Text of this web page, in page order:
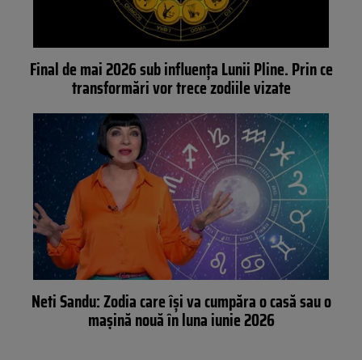
Final de mai 2026 sub influența Lunii Pline. Prin ce
transformări vor trece zodiile vizate
Neti Sandu: Zodia care își va cumpăra o casă sau o
mașină nouă în luna iunie 2026